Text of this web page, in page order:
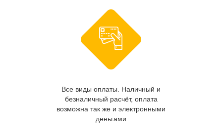
Все виды оплаты. Наличный и
безналичный расчёт, оплата
возможна так же и электронными
деньгами